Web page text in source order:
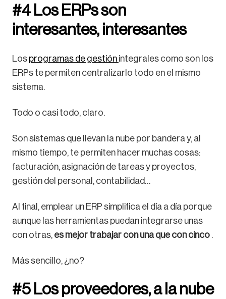
#4 Los ERPs son
interesantes, interesantes
Los programas de gestión integrales como son los
ERPs te permiten centralizarlo todo en el mismo
sistema.
Todo o casi todo, claro.
Son sistemas que llevan la nube por bandera y, al
mismo tiempo, te permiten hacer muchas cosas:
facturación, asignación de tareas y proyectos,
gestión del personal, contabilidad…
Al final, emplear un ERP simplifica el día a día porque
aunque las herramientas puedan integrarse unas
con otras, es mejor trabajar con una que con cinco .
Más sencillo, ¿no?
#5 Los proveedores, a la nube